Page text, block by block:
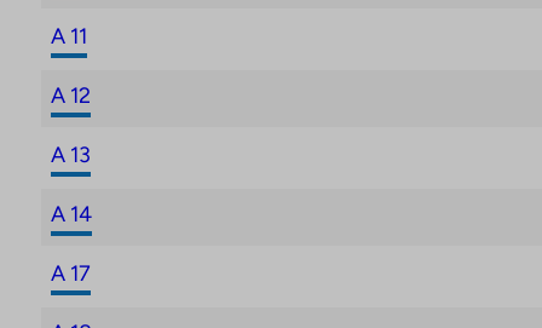
A 11
A 12
A 13
A 14
A 17